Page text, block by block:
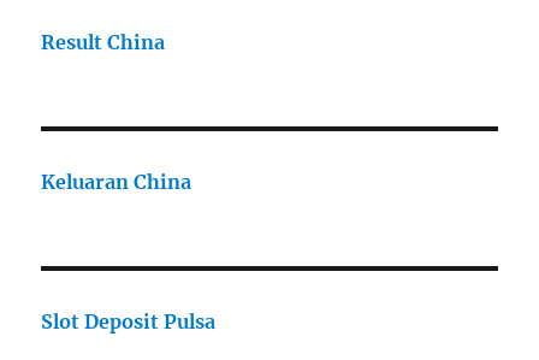
Result China
Keluaran China
Slot Deposit Pulsa